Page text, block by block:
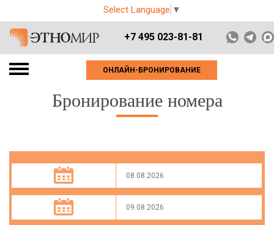
Select Language ▼
+7 495 023-81-81
ОНЛАЙН-БРОНИРОВАНИЕ
Бронирование номера